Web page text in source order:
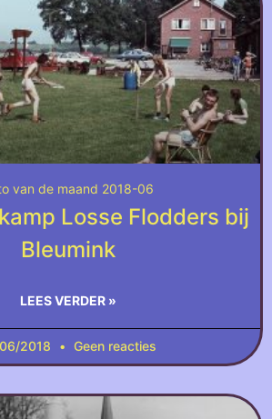
van de maand 2018-06
Losse Flodders bij
Bleumink
LEES VERDER »
2018 Geen reacties